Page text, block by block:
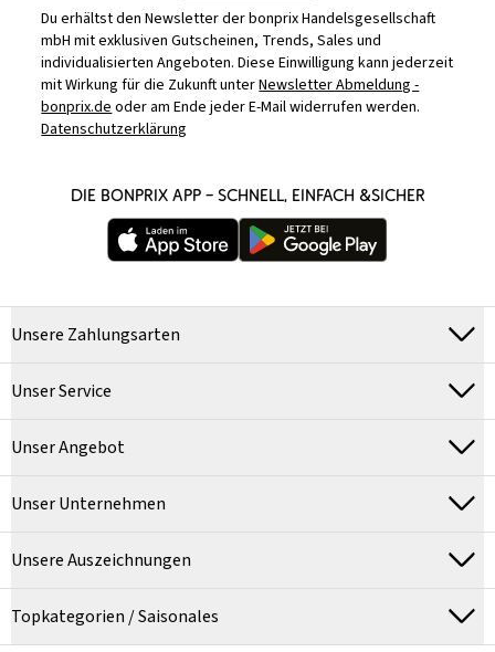
Du erhältst den Newsletter der bonprix Handelsgesellschaft
mbH mit exklusiven Gutscheinen, Trends, Sales und
individualisierten Angeboten. Diese Einwilligung kann jederzeit
mit Wirkung für die Zukunft unterNewsletter Abmeldung -
bonprix.deoder am Ende jeder E-Mail widerrufen werden.
Datenschutzerklärung
DIE BONPRIX APP – SCHNELL, EINFACH &SICHER
Unsere Zahlungsarten
Unser Service
Unser Angebot
Unser Unternehmen
Unsere Auszeichnungen
Topkategorien / Saisonales